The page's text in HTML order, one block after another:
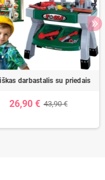
darbastalis su priedais
26,90 € 43,90 €